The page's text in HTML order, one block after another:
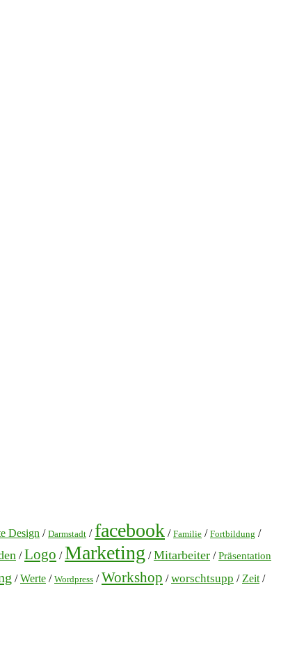
Design / Darmstadt / facebook / Familie / Fortbildung /
/Logo /Marketing /Mitarbeiter /Präsentation
/Werte / Wordpress /Workshop /worschtsupp / Zeit /